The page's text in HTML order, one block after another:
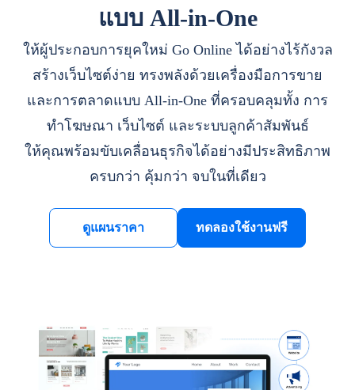
แบบ All-in-One
ให้ผู้ประกอบการยุคใหม่ Go Online ได้อย่างไร้กังวล
สร้างเว็บไซต์ง่าย ทรงพลังด้วยเครื่องมือการขาย
และการตลาดแบบ All-in-One ที่ครอบคลุมทั้ง การ
ทำโฆษณา เว็บไซต์ และระบบลูกค้าสัมพันธ์
ให้คุณพร้อมขับเคลื่อนธุรกิจได้อย่างมีประสิทธิภาพ
ครบกว่า คุ้มกว่า จบในที่เดียว
ดูแผนราคา ทดลองใช้งานฟรี